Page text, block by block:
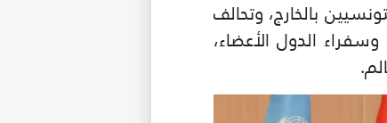
بالخارج، وتحالف
الدول الأعضاء،